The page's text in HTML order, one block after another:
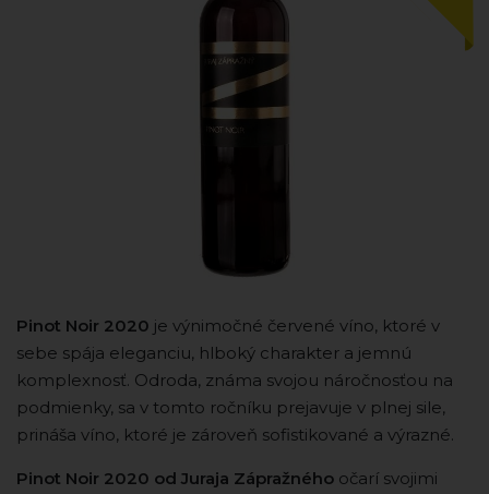
Pinot Noir 2020 je výnimočné červené víno, ktoré v
sebe spája eleganciu, hlboký charakter a jemnú
komplexnosť. Odroda, známa svojou náročnosťou na
podmienky, sa v tomto ročníku prejavuje v plnej sile,
prináša víno, ktoré je zároveň sofistikované a výrazné.
Pinot Noir 2020 od Juraja Zápražného očarí svojimi